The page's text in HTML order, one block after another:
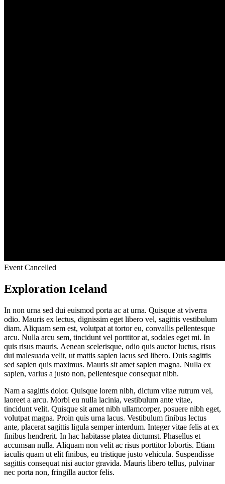
Event Cancelled
Exploration Iceland
In non urna sed dui euismod porta ac at urna. Quisque at viverra
odio. Mauris ex lectus, dignissim eget libero vel, sagittis vestibulum
diam. Aliquam sem est, volutpat at tortor eu, convallis pellentesque
arcu. Nulla arcu sem, tincidunt vel porttitor at, sodales eget mi. In
quis risus mauris. Aenean scelerisque, odio quis auctor luctus, risus
dui malesuada velit, ut mattis sapien lacus sed libero. Duis sagittis
sed sapien quis maximus. Mauris sit amet sapien magna. Nulla ex
sapien, varius a justo non, pellentesque consequat nibh.
Nam a sagittis dolor. Quisque lorem nibh, dictum vitae rutrum vel,
laoreet a arcu. Morbi eu nulla lacinia, vestibulum ante vitae,
tincidunt velit. Quisque sit amet nibh ullamcorper, posuere nibh eget,
volutpat magna. Proin quis urna lacus. Vestibulum finibus lectus
ante, placerat sagittis ligula semper interdum. Integer vitae felis at ex
finibus hendrerit. In hac habitasse platea dictumst. Phasellus et
accumsan nulla. Aliquam non velit ac risus porttitor lobortis. Etiam
iaculis quam ut elit finibus, eu tristique justo vehicula. Suspendisse
sagittis consequat nisi auctor gravida. Mauris libero tellus, pulvinar
nec porta non, fringilla auctor felis.